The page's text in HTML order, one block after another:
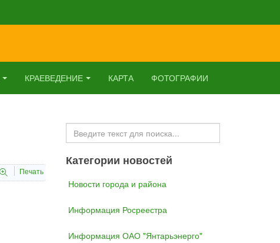
КРАЕВЕДЕНИЕ КАРТА ФОТОГРАФИИ
Печать
Искать...
Категории новостей
Новости города и района
Информация Росреестра
Информация ОАО "Янтарьэнерго"